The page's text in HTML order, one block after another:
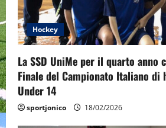
Hockey
La SSD UniMe per il quarto anno
Finale del Campionato Italiano di
Under 14
sportjonico 18/02/2026